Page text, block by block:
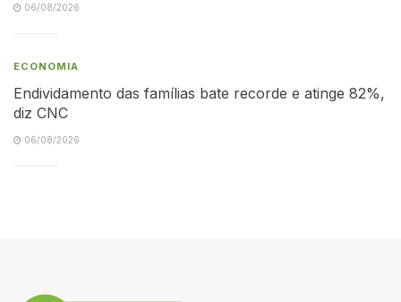
06/08/2026
ECONOMIA
Endividamento das famílias bate recorde e atinge 82%,
diz CNC
06/08/2026